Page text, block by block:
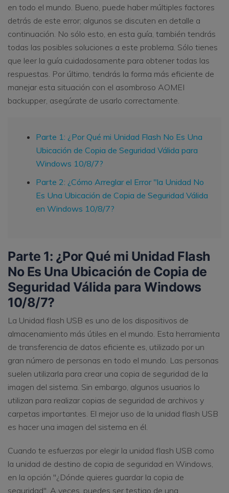
en todo el mundo. Bueno, puede haber múltiples factores
detrás de este error; algunos se discuten en detalle a
continuación. No sólo esto, en esta guía, también tendrás
todas las posibles soluciones a este problema. Sólo tienes
que leer la guía cuidadosamente para obtener todas las
respuestas. Por último, tendrás la forma más eficiente de
manejar esta situación con el asombroso AOMEI
backupper, asegúrate de usarlo correctamente.
Parte 1: ¿Por Qué mi Unidad Flash No Es Una
Ubicación de Copia de Seguridad Válida para
Windows 10/8/7?
Parte 2: ¿Cómo Arreglar el Error "la Unidad No
Es Una Ubicación de Copia de Seguridad Válida
en Windows 10/8/7?
Parte 1: ¿Por Qué mi Unidad Flash
No Es Una Ubicación de Copia de
Seguridad Válida para Windows
10/8/7?
La Unidad flash USB es uno de los dispositivos de
almacenamiento más útiles en el mundo. Esta herramienta
de transferencia de datos eficiente es, utilizado por un
gran número de personas en todo el mundo. Las personas
suelen utilizarla para crear una copia de seguridad de la
imagen del sistema. Sin embargo, algunos usuarios lo
utilizan para realizar copias de seguridad de archivos y
carpetas importantes. El mejor uso de la unidad flash USB
es hacer una imagen del sistema en él.
Cuando te esfuerzas por elegir la unidad flash USB como
la unidad de destino de copia de seguridad en Windows,
en la opción "¿Dónde quieres guardar la copia de
seguridad". A veces, puedes ser testigo de una